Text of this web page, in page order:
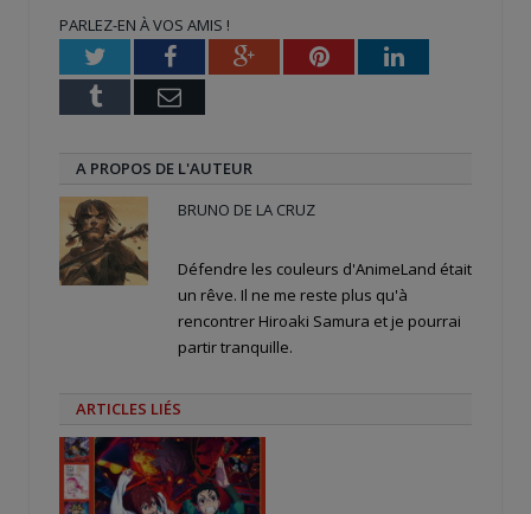
nouvelle
fenêtre) fenêtre) nouvelle
fenêtre)
PARLEZ-EN À VOS AMIS !
TwitterFacebookGoogle+PinterestLinkedIn
Tumblr Email
A PROPOS DE L'AUTEUR
BRUNO DE LA CRUZ
Défendre les couleurs d'AnimeLand était
un rêve. Il ne me reste plus qu'à
rencontrer Hiroaki Samura et je pourrai
partir tranquille.
ARTICLES LIÉS